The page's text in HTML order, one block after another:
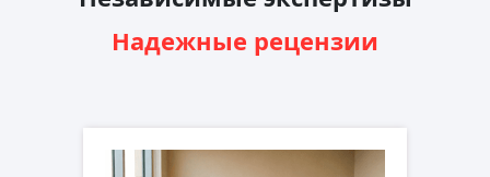
Надежные рецензии